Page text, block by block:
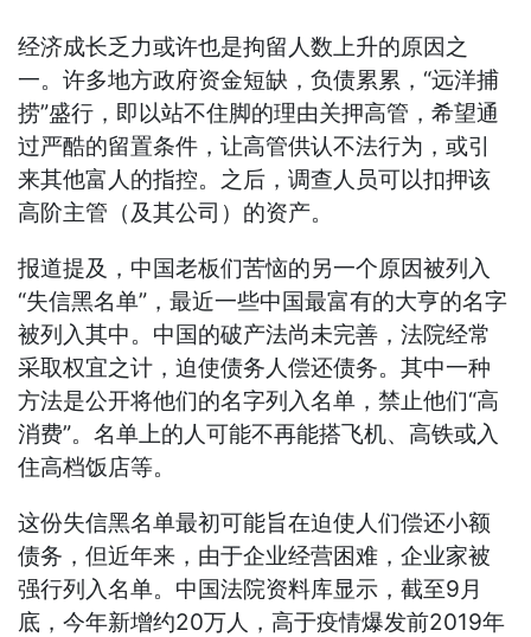
经济成长乏力或许也是拘留人数上升的原因之
一。许多地方政府资金短缺，负债累累，“远洋捕
捞”盛行，即以站不住脚的理由关押高管，希望通
过严酷的留置条件，让高管供认不法行为，或引
来其他富人的指控。之后，调查人员可以扣押该
高阶主管（及其公司）的资产。
报道提及，中国老板们苦恼的另一个原因被列入
“失信黑名单”，最近一些中国最富有的大亨的名字
被列入其中。中国的破产法尚未完善，法院经常
采取权宜之计，迫使债务人偿还债务。其中一种
方法是公开将他们的名字列入名单，禁止他们“高
消费”。名单上的人可能不再能搭飞机、高铁或入
住高档饭店等。
这份失信黑名单最初可能旨在迫使人们偿还小额
债务，但近年来，由于企业经营困难，企业家被
强行列入名单。中国法院资料库显示，截至9月
底，今年新增约20万人，高于疫情爆发前2019年